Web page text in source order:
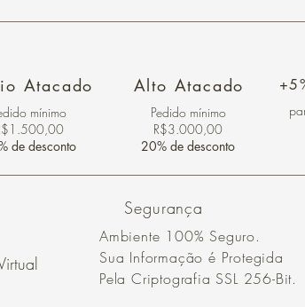
Atacado
mínimo
de desconto
Alto Atacado
Pedido mínimo
R$3.000,00
20% de desconto
Segurança
Ambiente 100% Seguro.
Sua Informação é Protegida
Pela Criptografia SSL 256-Bit.